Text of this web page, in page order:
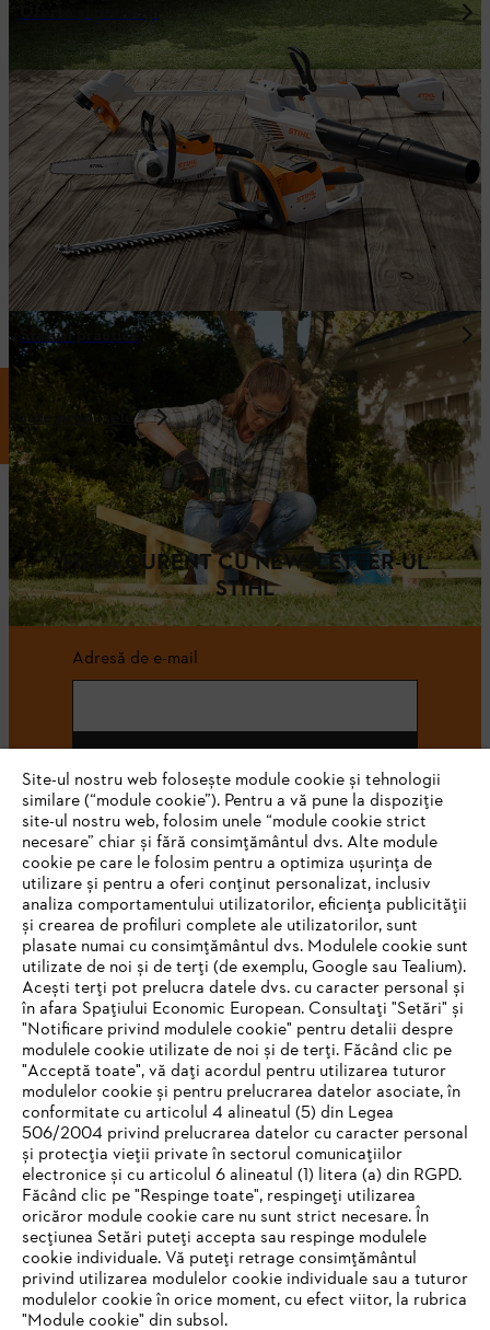
Oferte și promoții
Sfaturi practice
Toate produsele
FII LA CURENT CU NEWSLETTER-UL
STIHL
Adresă de e-mail
#STIHL
STIHL Romania
Informaţii Utile
IHR BROWSER WIRD NICHT
UNTERSTÜTZT
Sie nutzen einen Browser, den wir noch nicht unterstützen. Für
eine optimale Nutzung unserer Seite empfehlen wir Ihnen, zu
Site-ul nostru web folosește module cookie și tehnologii
similare (“module cookie”). Pentru a vă pune la dispoziție
site-ul nostru web, folosim unele “module cookie strict
necesare” chiar și fără consimțământul dvs. Alte module
cookie pe care le folosim pentru a optimiza ușurința de
utilizare și pentru a oferi conținut personalizat, inclusiv
analiza comportamentului utilizatorilor, eficiența publicității
și crearea de profiluri complete ale utilizatorilor, sunt
plasate numai cu consimțământul dvs. Modulele cookie sunt
utilizate de noi și de terți (de exemplu, Google sau Tealium).
Acești terți pot prelucra datele dvs. cu caracter personal și
în afara Spațiului Economic European. Consultați "Setări" și
"Notificare privind modulele cookie" pentru detalii despre
modulele cookie utilizate de noi și de terți. Făcând clic pe
"Acceptă toate", vă dați acordul pentru utilizarea tuturor
modulelor cookie și pentru prelucrarea datelor asociate, în
conformitate cu articolul 4 alineatul (5) din Legea
506/2004 privind prelucrarea datelor cu caracter personal
și protecția vieții private în sectorul comunicațiilor
electronice și cu articolul 6 alineatul (1) litera (a) din RGPD.
Făcând clic pe "Respinge toate", respingeți utilizarea
oricăror module cookie care nu sunt strict necesare. În
secțiunea Setări puteți accepta sau respinge modulele
cookie individuale. Vă puteți retrage consimțământul
privind utilizarea modulelor cookie individuale sau a tuturor
modulelor cookie în orice moment, cu efect viitor, la rubrica
"Module cookie" din subsol.